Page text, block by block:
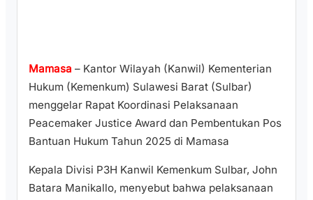
Mamasa – Kantor Wilayah (Kanwil) Kementerian
Hukum (Kemenkum) Sulawesi Barat (Sulbar)
menggelar Rapat Koordinasi Pelaksanaan
Peacemaker Justice Award dan Pembentukan Pos
Bantuan Hukum Tahun 2025 di Mamasa
Kepala Divisi P3H Kanwil Kemenkum Sulbar, John
Batara Manikallo, menyebut bahwa pelaksanaan